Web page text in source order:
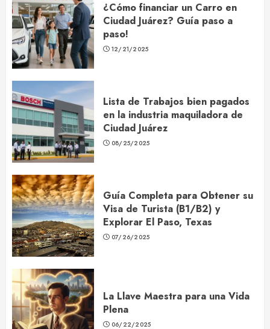
¿Cómo financiar un Carro en
Ciudad Juárez? Guía paso a
paso!
12/21/2025
Lista de Trabajos bien pagados
en la industria maquiladora de
Ciudad Juárez
08/25/2025
Guía Completa para Obtener su
Visa de Turista (B1/B2) y
Explorar El Paso, Texas
07/26/2025
La Llave Maestra para una Vida
Plena
06/22/2025